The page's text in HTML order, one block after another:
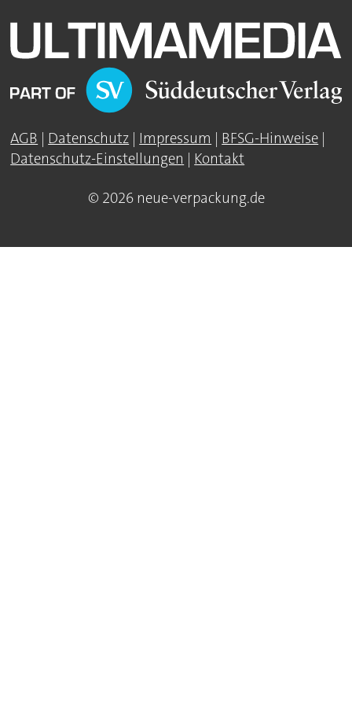
AGB | Datenschutz | Impressum | BFSG-Hinweise |
Datenschutz-Einstellungen | Kontakt
© 2026 neue-verpackung.de